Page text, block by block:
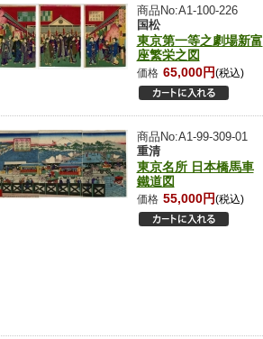
商品No:A1-100-226
国松
東京第一等之劇場新富
座繁栄之図
価格 65,000円(税込)
商品No:A1-99-309-01
重清
東京名所 日本橋馬車
鐵道図
価格 55,000円(税込)